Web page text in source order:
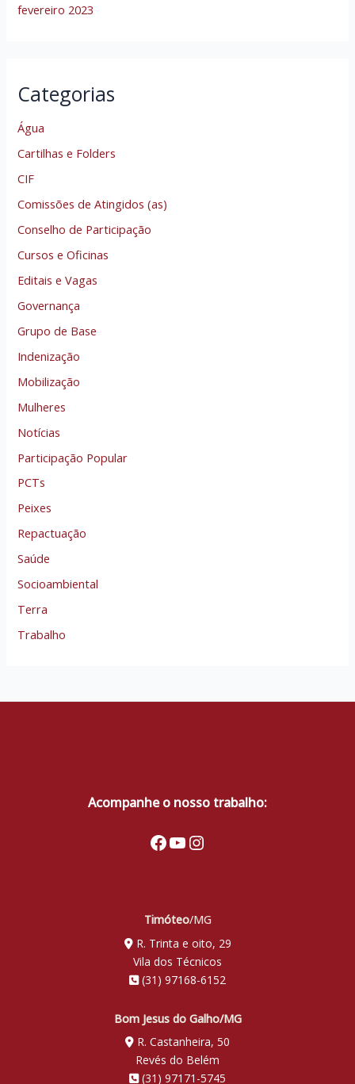
fevereiro 2023
Categorias
Água
Cartilhas e Folders
CIF
Comissões de Atingidos (as)
Conselho de Participação
Cursos e Oficinas
Editais e Vagas
Governança
Grupo de Base
Indenização
Mobilização
Mulheres
Notícias
Participação Popular
PCTs
Peixes
Repactuação
Saúde
Socioambiental
Terra
Trabalho
Acompanhe o nosso trabalho:
Facebook
Youtube
Instagram
Timóteo/MG
R. Trinta e oito, 29
Vila dos Técnicos
(31) 97168-6152
Bom Jesus do Galho/MG
R. Castanheira, 50
Revés do Belém
(31) 97171-5745